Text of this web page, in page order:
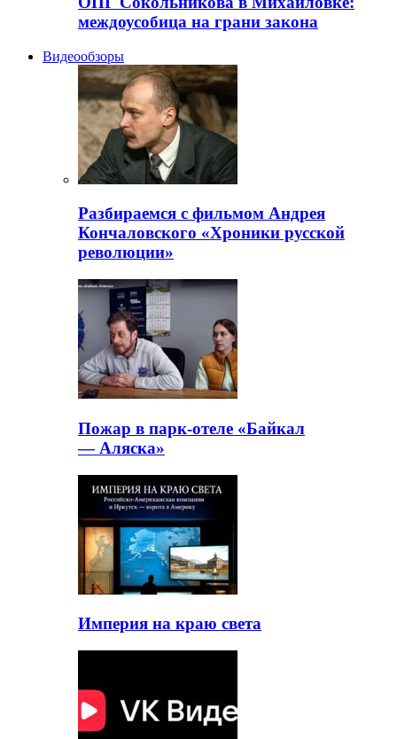
междоусобица на грани закона
Видеообзоры
Разбираемся с фильмом Андрея
Кончаловского «Хроники русской
революции»
Пожар в парк-отеле «Байкал
— Аляска»
Империя на краю света